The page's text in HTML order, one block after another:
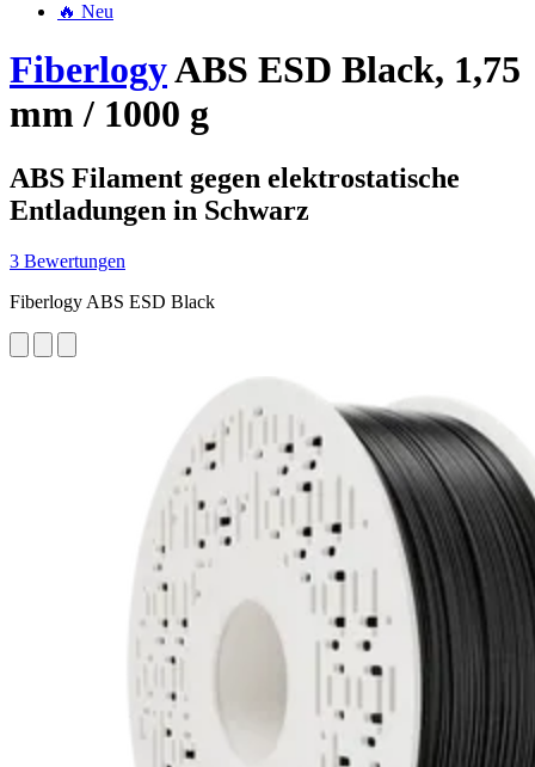
🔥 Neu
FiberlogyABS ESD Black, 1,75
mm / 1000 g
ABS Filament gegen elektrostatische
Entladungen in Schwarz
3 Bewertungen
Fiberlogy ABS ESD Black